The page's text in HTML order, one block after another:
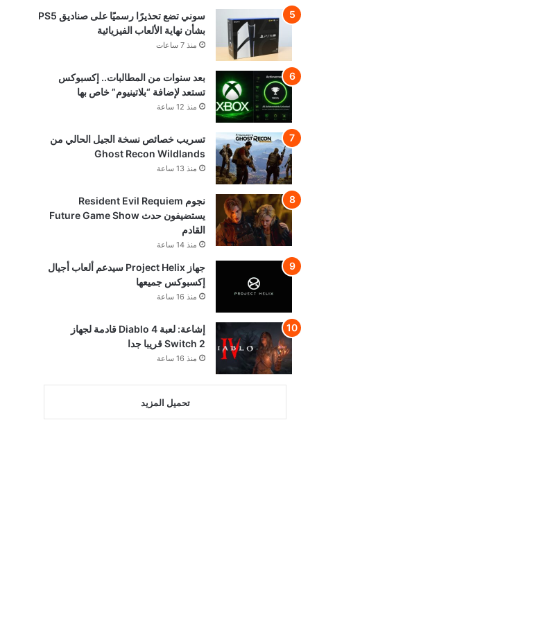
سوني تضع تحذيرًا رسميًا على صناديق PS5
بشأن نهاية الألعاب الفيزيائية
منذ 7 ساعات
بعد سنوات من المطالبات.. إكسبوكس
تستعد لإضافة “بلاتينيوم” خاص بها
منذ 12 ساعة
تسريب خصائص نسخة الجيل الحالي من
Ghost Recon Wildlands
منذ 13 ساعة
نجوم Resident Evil Requiem
يستضيفون حدث Future Game Show
القادم
منذ 14 ساعة
جهاز Project Helix سيدعم ألعاب أجيال
إكسبوكس جميعها
منذ 16 ساعة
إشاعة: لعبة Diablo 4 قادمة لجهاز
Switch 2 قريبا جدا
منذ 16 ساعة
تحميل المزيد